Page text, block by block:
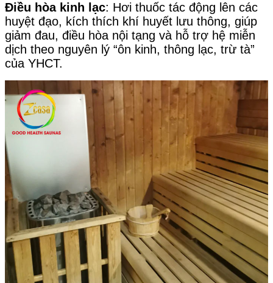
Điều hòa kinh lạc: Hơi thuốc tác động lên các
huyệt đạo, kích thích khí huyết lưu thông, giúp
giảm đau, điều hòa nội tạng và hỗ trợ hệ miễn
dịch theo nguyên lý “ôn kinh, thông lạc, trừ tà”
của YHCT.